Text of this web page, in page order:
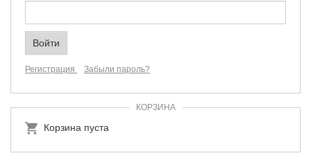
Регистрация Забыли пароль?
КОРЗИНА
Корзина пуста